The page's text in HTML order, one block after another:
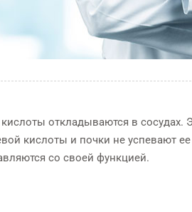
откладываются в сосудах.
кислоты и почки не успевают ее
со своей функцией.